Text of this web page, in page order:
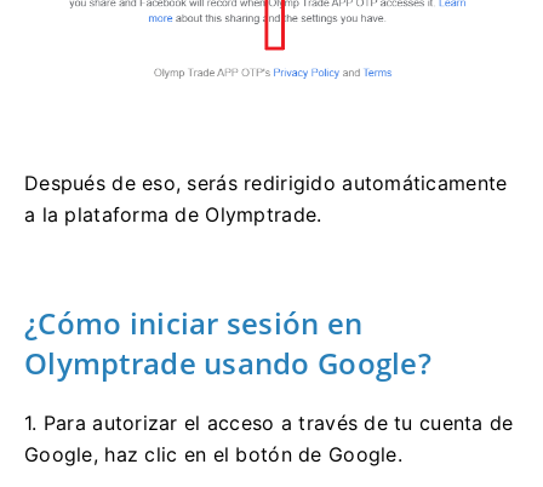
Después de eso, serás redirigido automáticamente
a la plataforma de Olymptrade.
¿Cómo iniciar sesión en
Olymptrade usando Google?
1. Para autorizar el acceso a través de tu cuenta de
Google, haz clic en el botón de Google.